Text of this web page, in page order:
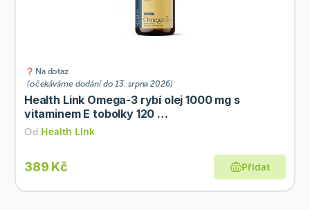
Na dotaz
(očekáváme dodání do 13. srpna 2026)
Health Link Omega-3 rybí olej 1000 mg s
vitaminem E tobolky 120 …
Od Health Link
389 Kč Přidat